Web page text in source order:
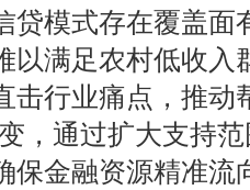
模式存在覆盖面
以满足农村低收入
击行业痛点，推动
，通过扩大支持
保金融资源精准流